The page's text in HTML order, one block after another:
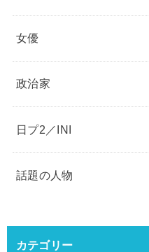
女優
政治家
日プ2／INI
話題の人物
カテゴリー